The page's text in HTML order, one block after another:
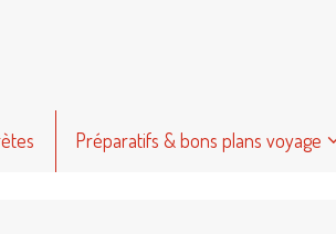
Préparatifs & bons plans voyage